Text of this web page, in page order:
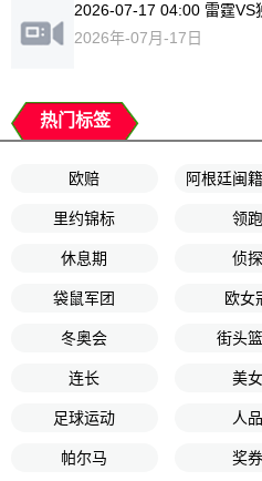
2026-07-17 04:00 雷霆VS
2026年-07月-17日
热门标签
欧赔 阿根廷闽
里约锦标 领跑
休息期 侦探
袋鼠军团 欧女
冬奥会 街头
连长 美女
足球运动 人品
帕尔马 奖券